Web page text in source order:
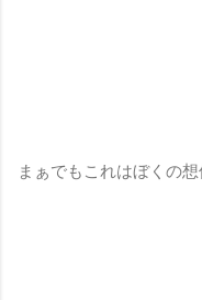
まぁでもこれはぼくの